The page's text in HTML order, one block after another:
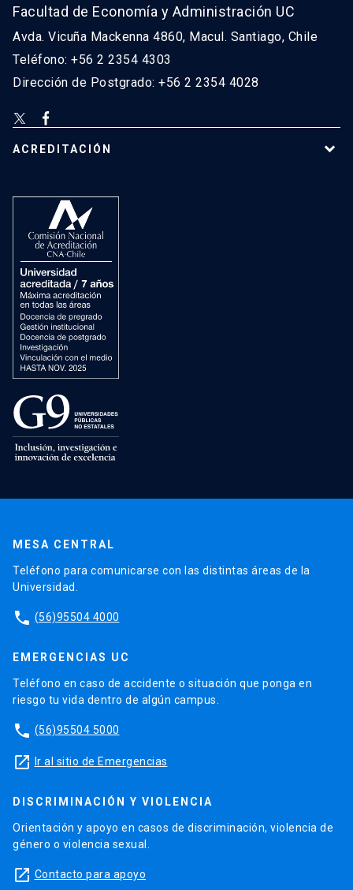
Facultad de Economía y Administración UC
Avda. Vicuña Mackenna 4860, Macul. Santiago, Chile
Teléfono: +56 2 2354 4303
Dirección de Postgrado: +56 2 2354 4028
ACREDITACIÓN
MESA CENTRAL
Teléfono para comunicarse con las distintas áreas de la
Universidad.
phone (56)95504 4000
EMERGENCIAS UC
Teléfono en caso de accidente o situación que ponga en
riesgo tu vida dentro de algún campus.
phone (56)95504 5000
launch Ir al sitio de Emergencias
DISCRIMINACIÓN Y VIOLENCIA
Orientación y apoyo en casos de discriminación, violencia de
género o violencia sexual.
launch Contacto para apoyo